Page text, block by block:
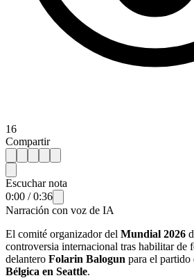
16
Compartir
Escuchar nota
0:00 /0:36
Narración con voz de IA
El comité organizador del Mundial 2026
controversia internacional tras habilitar de
delantero Folarin Balogun para el
Bélgica en Seattle.